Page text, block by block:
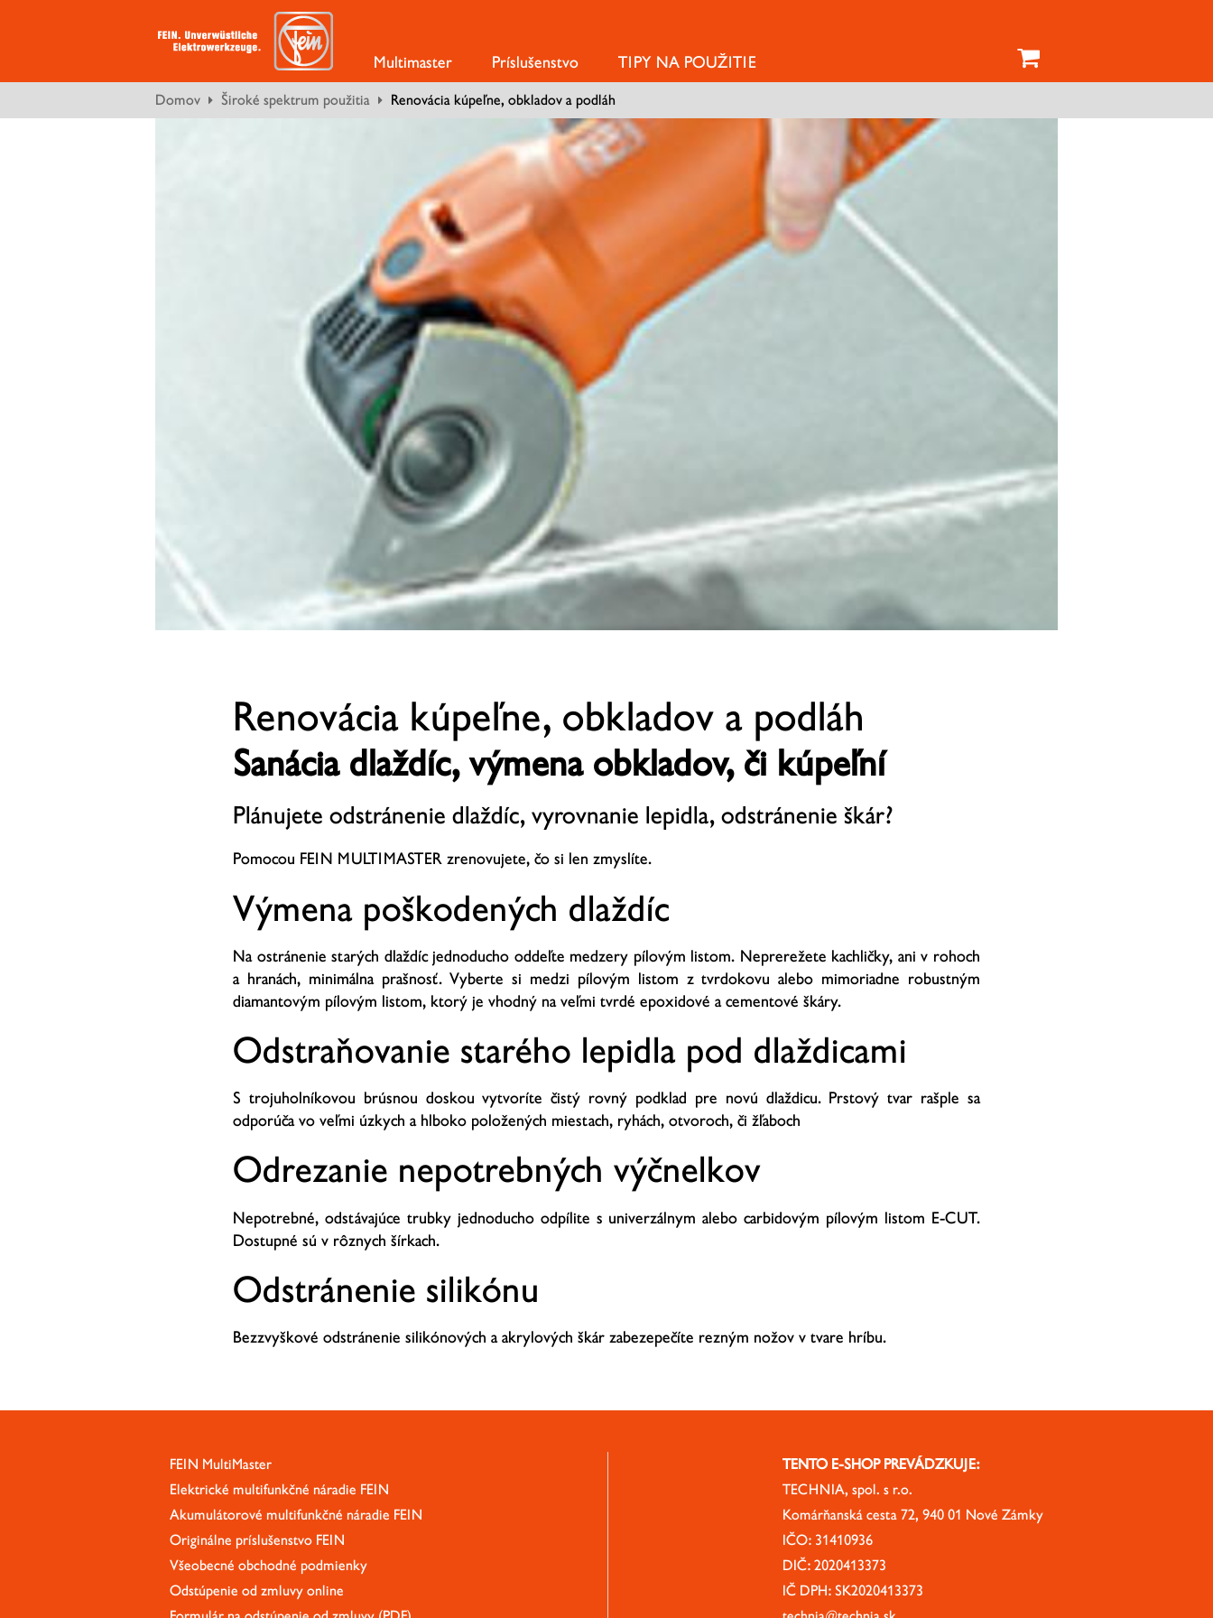
Multimaster Príslušenstvo TIPY NA POUŽITIE
Domov Široké spektrum použitia Renovácia kúpeľne, obkladov a podláh
Renovácia kúpeľne, obkladov a podláh
Sanácia dlaždíc, výmena obkladov, či kúpeľní
Plánujete odstránenie dlaždíc, vyrovnanie lepidla, odstránenie škár?
Pomocou FEIN MULTIMASTER zrenovujete, čo si len zmyslíte.
Výmena poškodených dlaždíc
Na ostránenie starých dlaždíc jednoducho oddeľte medzery pílovým listom. Neprerežete kachličky, ani v rohoch
a hranách, minimálna prašnosť. Vyberte si medzi pílovým listom z tvrdokovu alebo mimoriadne robustným
diamantovým pílovým listom, ktorý je vhodný na veľmi tvrdé epoxidové a cementové škáry.
Odstraňovanie starého lepidla pod dlaždicami
S trojuholníkovou brúsnou doskou vytvoríte čistý rovný podklad pre novú dlaždicu. Prstový tvar rašple sa
odporúča vo veľmi úzkych a hlboko položených miestach, ryhách, otvoroch, či žľaboch
Odrezanie nepotrebných výčnelkov
Nepotrebné, odstávajúce trubky jednoducho odpílite s univerzálnym alebo carbidovým pílovým listom E-CUT.
Dostupné sú v rôznych šírkach.
Odstránenie silikónu
Bezzvyškové odstránenie silikónových a akrylových škár zabezepečíte rezným nožov v tvare hríbu.
FEIN MultiMaster
Elektrické multifunkčné náradie FEIN
Akumulátorové multifunkčné náradie FEIN
Originálne príslušenstvo FEIN
Všeobecné obchodné podmienky
Odstúpenie od zmluvy online
TENTO E-SHOP PREVÁDZKUJE:
TECHNIA, spol. s r.o.
Komárňanská cesta 72, 940 01 Nové Zámky
IČO: 31410936
DIČ: 2020413373
IČ DPH: SK2020413373